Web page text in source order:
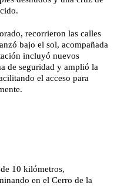
recorrieron las calles
bajo el sol, acompañada
incluyó nuevos
de seguridad y amplió la
el acceso para
10 kilómetros,
en el Cerro de la